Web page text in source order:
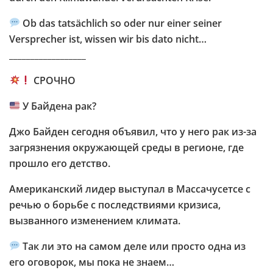
Ob das tatsächlich so oder nur einer seiner
Versprecher ist, wissen wir bis dato nicht…
СРОЧНО
У Байдена рак?
Джо Байден сегодня объявил, что у него рак из-за
загрязнения окружающей среды в регионе, где
прошло его детство.
Американский лидер выступал в Массачусетсе с
речью о борьбе с последствиями кризиса,
вызванного изменением климата.
Так ли это на самом деле или просто одна из
его оговорок, мы пока не знаем…